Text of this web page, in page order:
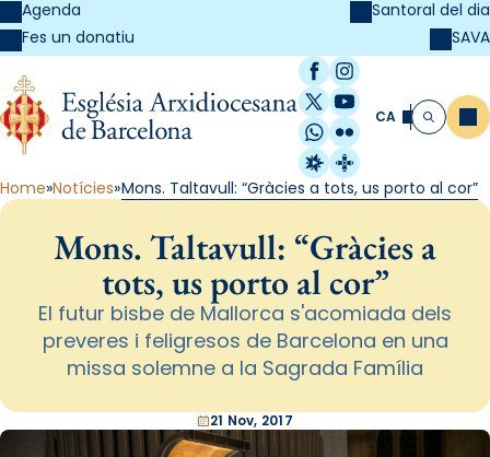
Agenda
Fes un donatiu
Santoral del dia
SAVA
Facebook
Instagram
X / Twitter
YouTube
WhatsApp
Flickr
Radio Estel
Catalunya
CA Cerca
Home Notícies Mons. Taltavull: “Gràcies a tots, us porto al cor”
Mons. Taltavull: “Gràcies a
tots, us porto al cor”
El futur bisbe de Mallorca s'acomiada dels
preveres i feligresos de Barcelona en una
missa solemne a la Sagrada Família
21 Nov, 2017